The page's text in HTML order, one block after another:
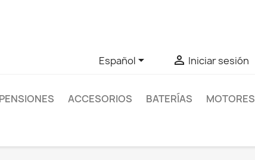
Español  Iniciar sesión
ACCESORIOS BATERÍAS MOTORES